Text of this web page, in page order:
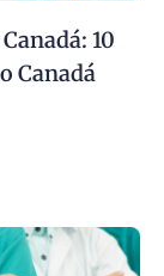
10
Canadá